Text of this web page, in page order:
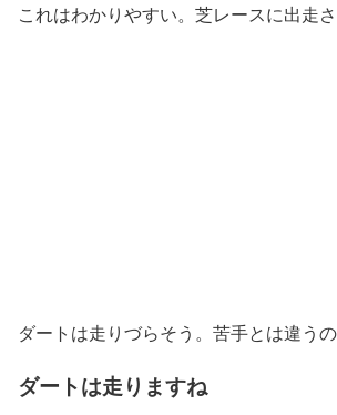
これはわかりやすい。芝レースに出走さ
ダートは走りづらそう。苦手とは違うの
ダートは走りますね